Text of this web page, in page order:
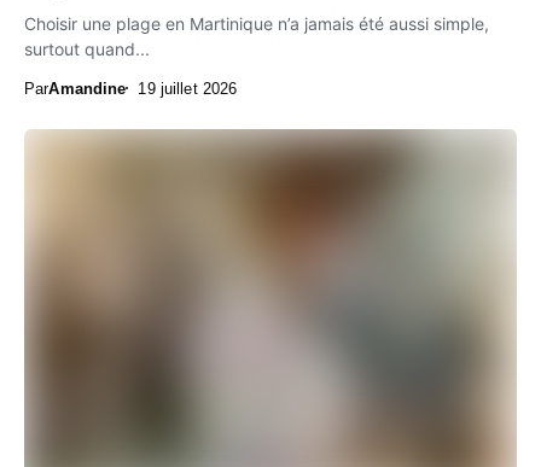
Choisir une plage en Martinique n’a jamais été aussi simple,
surtout quand...
ParAmandine 19 juillet 2026